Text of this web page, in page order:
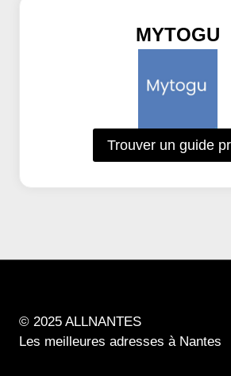
MYTOGU
Trouver un guide
© 2025 ALLNANTES
Les meilleures adresses à Nantes